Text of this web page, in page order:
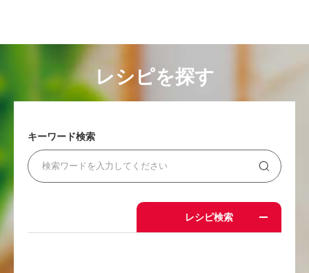
レシピを探す
キーワード検索
レシピ検索